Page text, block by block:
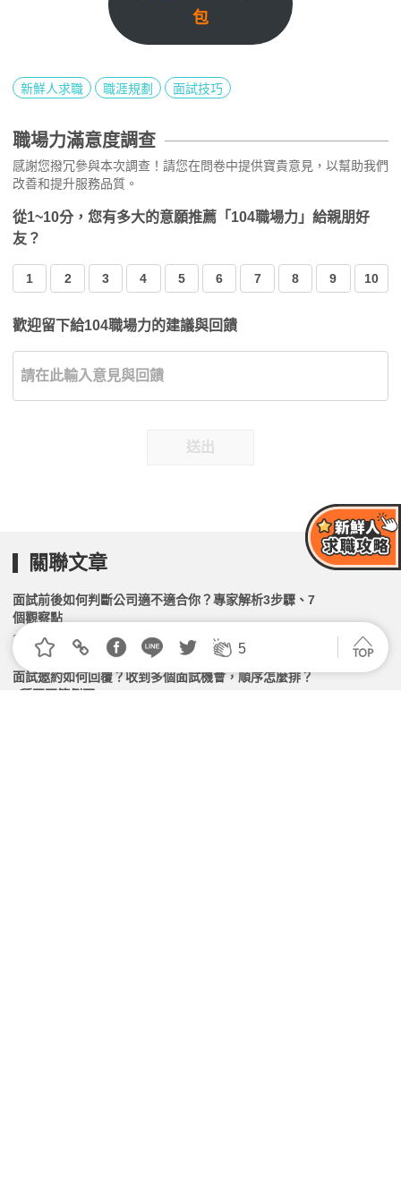
包
新鮮人求職 職涯規劃 面試技巧
職場力滿意度調查
感謝您撥冗參與本次調查！請您在問卷中提供寶貴意見，以幫助我們
改善和提升服務品質。
從1~10分，您有多大的意願推薦「104職場力」給親朋好
友？
1 2 3 4 5 6 7 8 9 10
歡迎留下給104職場力的建議與回饋
送出
5
關聯文章
面試前後如何判斷公司適不適合你？專家解析3步驟、7
個觀察點
2026.04.13 | 104小編 | 19014觀看數
面試邀約如何回覆？收到多個面試機會，順序怎麼排？
4種回覆範例不NG